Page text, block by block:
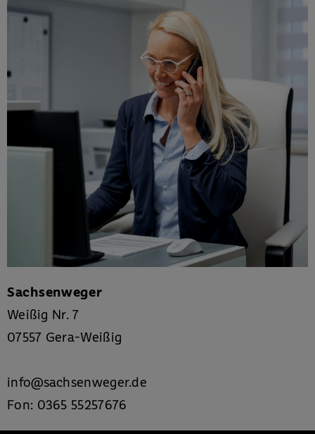
Sachsenweger
Weißig Nr. 7
07557 Gera-Weißig
info@sachsenweger.de
Fon: 0365 55257676